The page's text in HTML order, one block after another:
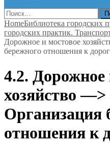
Найти:
HomeБиблиотека городских
городских практик.
Дорожное и мостовое
бережного отношения к
4.2. Дорожное
хозяйство —>
Организация
отношения к